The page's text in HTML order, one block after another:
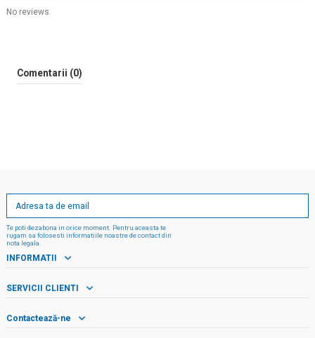
No reviews
Comentarii (0)
Te poti dezabona in orice moment. Pentru aceasta te
rugam sa folosesti informatiile noastre de contact din
nota legala.
INFORMATII
SERVICII CLIENTI
Contactează-ne